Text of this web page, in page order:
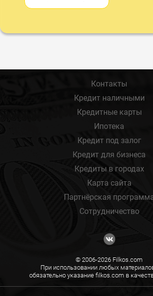
Контакты
Кредит наличными
Кредитные карты
Ипотека
Кредит под залог
Кредит для бизнеса
Кредиты в городах
Карта сайта
Партнёрская
Сотрудничество
© 2006-2026 Filkos.com
При использовании любых
обязательно указание filkos.com в